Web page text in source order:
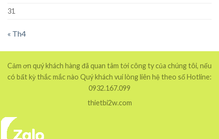
31
« Th4
Cảm ơn quý khách hàng đã quan tâm tới công ty của chúng tôi, nếu
có bất kỳ thắc mắc nào Quý khách vui lòng liên hệ theo số Hotline:
0932.167.099
thietbi2w.com